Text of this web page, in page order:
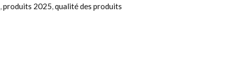
,produits 2025,qualité des produits